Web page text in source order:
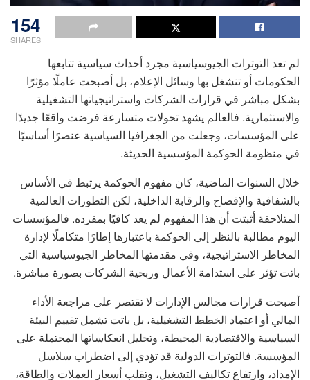
154
SHARES
لم تعد التوترات الجيوسياسية مجرد أحداث سياسية تتابعها
الحكومات أو تنشغل بها وسائل الإعلام، بل أصبحت عاملًا مؤثرًا
بشكل مباشر في قرارات الشركات واستراتيجياتها التشغيلية
والاستثمارية. فالعالم يشهد تحولات متسارعة فرضت واقعًا جديدًا
على المؤسسات، وجعلت من الجغرافيا السياسية عنصرًا أساسيًا
في منظومة الحوكمة المؤسسية الحديثة.
خلال السنوات الماضية، كان مفهوم الحوكمة يرتبط في الأساس
بالشفافية والإفصاح والرقابة الداخلية، لكن التطورات العالمية
المتلاحقة أثبتت أن هذا المفهوم لم يعد كافيًا بمفرده. فالمؤسسات
اليوم مطالبة بالنظر إلى الحوكمة باعتبارها إطارًا متكاملًا لإدارة
المخاطر الاستراتيجية، وفي مقدمتها المخاطر الجيوسياسية التي
باتت تؤثر على استدامة الأعمال وربحية الشركات بصورة مباشرة.
أصبحت قرارات مجالس الإدارات لا تقتصر على مراجعة الأداء
المالي أو اعتماد الخطط التشغيلية، بل باتت تشمل تقييم البيئة
السياسية والاقتصادية المحيطة، وتحليل انعكاساتها المحتملة على
المؤسسة. فالتوترات الدولية قد تؤدي إلى اضطراب سلاسل
الإمداد، وارتفاع تكاليف التشغيل، وتقلب أسعار العملات والطاقة،